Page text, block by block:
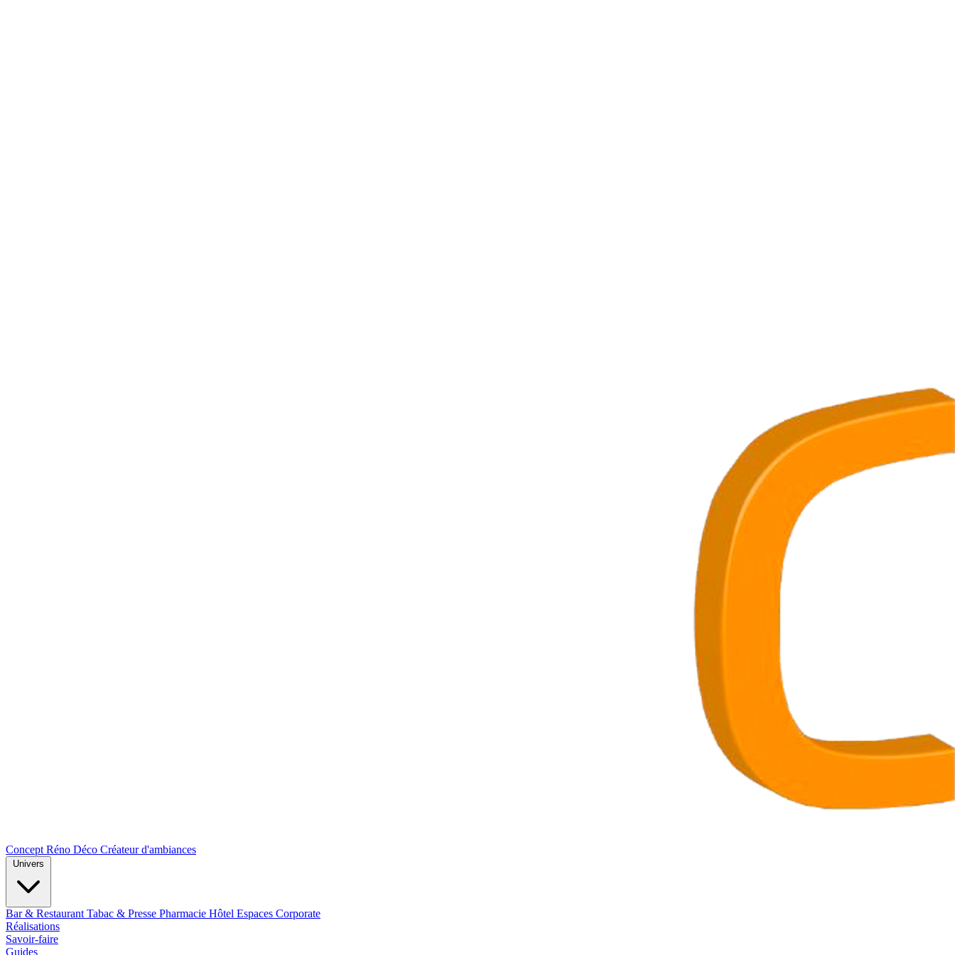
Concept Réno Déco Créateur d'ambiances
Bar & Restaurant Tabac & Presse Pharmacie Hôtel Espaces Corporate
Réalisations
Savoir-faire
Guides